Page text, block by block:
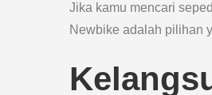
Jika kamu mencari
Newbike adalah pilihan